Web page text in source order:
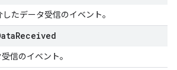
たデータ受信のイベント。
Received
信のイベント。